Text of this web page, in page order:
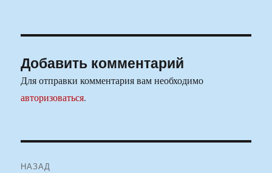
Добавить комментарий
Для отправки комментария вам необходимо
авторизоваться.
НАЗАД